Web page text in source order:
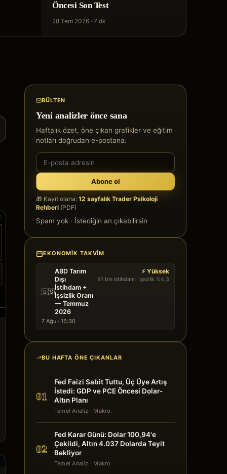
Öncesi Son Test
28 Tem 2026 ·7 dk
BÜLTEN
Yeni analizler önce sana
Haftalık özet, öne çıkan grafikler ve eğitim
notları doğrudan e-postana.
Abone ol
🎁 Kayıt olana: 12 sayfalık Trader Psikoloji
Rehberi (PDF)
Spam yok · İstediğin an çıkabilirsin
EKONOMIK TAKVIM
🇺🇸
ABD Tarım
Dışı
İstihdam +
İşsizlik Oranı
— Temmuz
2026
7 Ağu · 15:30
⚡ Yüksek
91 bin istihdam · işsizlik %4,3
BU HAFTA ÖNE ÇIKANLAR
01
Fed Faizi Sabit Tuttu, Üç Üye Artış
İstedi: GDP ve PCE Öncesi Dolar-
Altın Planı
Temel Analiz · Makro
02
Fed Karar Günü: Dolar 100,94'e
Çekildi, Altın 4.037 Dolarda Teyit
Bekliyor
Temel Analiz · Makro